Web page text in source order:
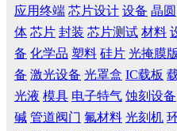
应用终端 芯片设计 设备 晶圆
体 芯片 封装 芯片测试 材料
备 化学品 塑料 硅片 光掩膜版
备 激光设备 光罩盒 IC载板
光液 模具 电子特气 蚀刻设备
碱 管道阀门 氟材料 光刻机